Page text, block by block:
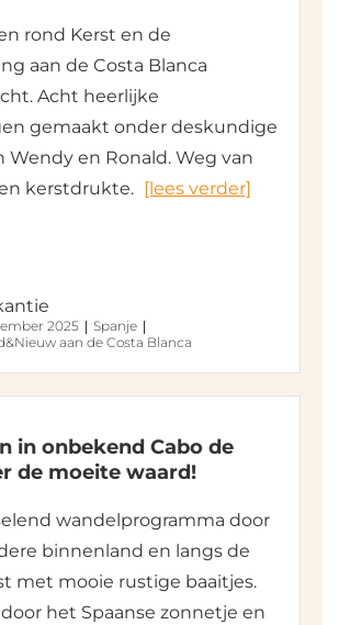
rond Kerst en de
aan de Costa Blanca
Acht heerlijke
gemaakt onder deskundige
Wendy en Ronald. Weg van
kerstdrukte. [lees verder]
2025
Spanje
aan de Costa Blanca
in onbekend Cabo de
de moeite waard!
wandelprogramma door
binnenland en langs de
met mooie rustige baaitjes.
het Spaanse zonnetje en